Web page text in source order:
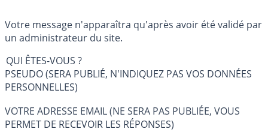
Votre message n'apparaîtra qu'après avoir été validé par
un administrateur du site.
QUI ÊTES-VOUS ?
PSEUDO (SERA PUBLIÉ, N'INDIQUEZ PAS VOS DONNÉES
PERSONNELLES)
VOTRE ADRESSE EMAIL (NE SERA PAS PUBLIÉE, VOUS
PERMET DE RECEVOIR LES RÉPONSES)